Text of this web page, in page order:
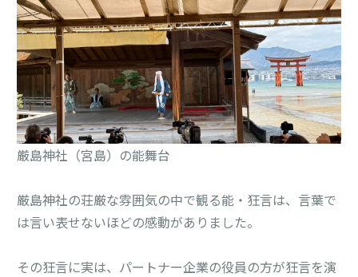
厳島神社（宮島）の能舞台
厳島神社の荘厳な雰囲気の中で観る能・狂言は、言葉で
は言い表せないほどの感動がありました。
その狂言に実は、パートナー企業の役員の方が狂言を演